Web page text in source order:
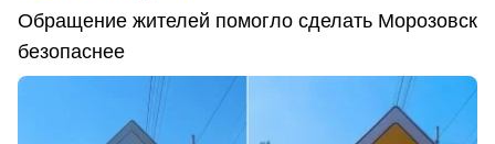
Обращение жителей помогло сделать Морозовск
безопаснее